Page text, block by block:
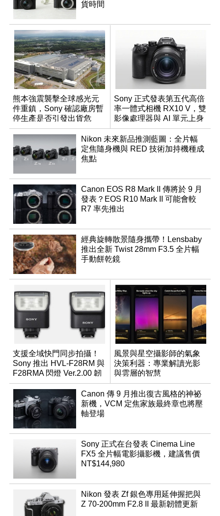
貨時間
熊本強震襲擊全球感光元
件重鎮，Sony 確認廠房暫
停生產是否引發出貨危
機？
Sony 正式發表第五代高倍
率一體式相機 RX10 V，雙
影像處理器與 AI 單元上身
Nikon 未來新品推測藍圖：全片幅
定焦隨身機與 RED 技術加持機種成
焦點
Canon EOS R8 Mark II 傳將於 9 月
發表？EOS R10 Mark II 可能會較
R7 率先推出
經典旋轉散景隨身攜帶！Lensbaby
推出全新 Twist 28mm F3.5 全片幅
手動餅乾鏡
支援全域快門同步拍攝！
Sony 推出 HVL-F28RM 與
F28RMA 閃燈 Ver.2.00 韌
體
風景與星空攝影師的氣象
決策利器：專業解讀光影
與雲層的智慧
App「Atmos」登場
Canon 傳 9 月推出復古風格的神祕
新機，VCM 定焦家族最終章也將壓
軸登場
Sony 正式在台發表 Cinema Line
FX5 全片幅電影攝影機，建議售價
NT$144,980
Nikon 發表 Zf 銀色專用延伸握把與
Z 70-200mm F2.8 II 最新韌體更新